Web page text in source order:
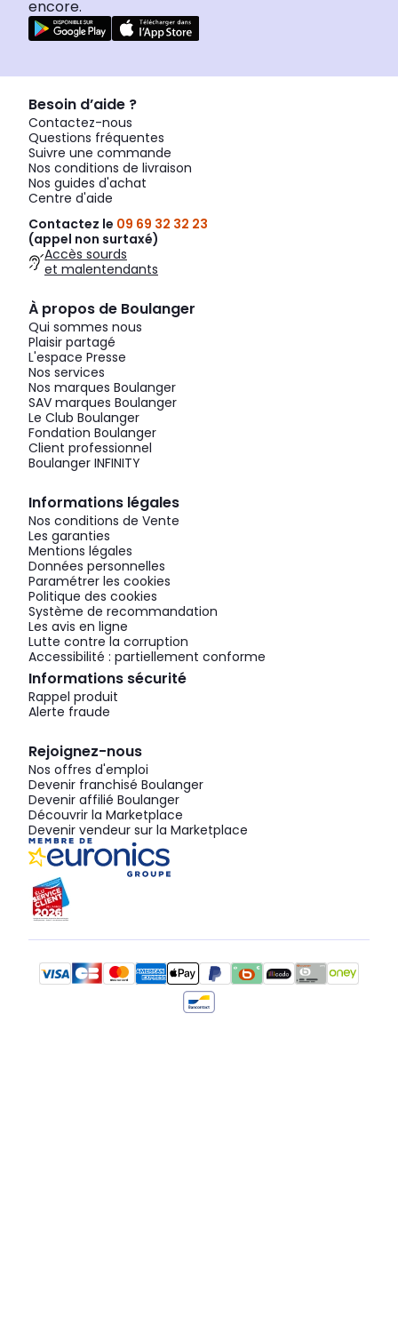
encore.
Besoin d’aide ?
Contactez-nous
Questions fréquentes
Suivre une commande
Nos conditions de livraison
Nos guides d'achat
Centre d'aide
Contactez le 09 69 32 32 23
(appel non surtaxé)
Accès sourds
et malentendants
À propos de Boulanger
Qui sommes nous
Plaisir partagé
L'espace Presse
Nos services
Nos marques Boulanger
SAV marques Boulanger
Le Club Boulanger
Fondation Boulanger
Client professionnel
Boulanger INFINITY
Informations légales
Nos conditions de Vente
Les garanties
Mentions légales
Données personnelles
Paramétrer les cookies
Politique des cookies
Système de recommandation
Les avis en ligne
Lutte contre la corruption
Accessibilité : partiellement conforme
Informations sécurité
Rappel produit
Alerte fraude
Rejoignez-nous
Nos offres d'emploi
Devenir franchisé Boulanger
Devenir affilié Boulanger
Découvrir la Marketplace
Devenir vendeur sur la Marketplace